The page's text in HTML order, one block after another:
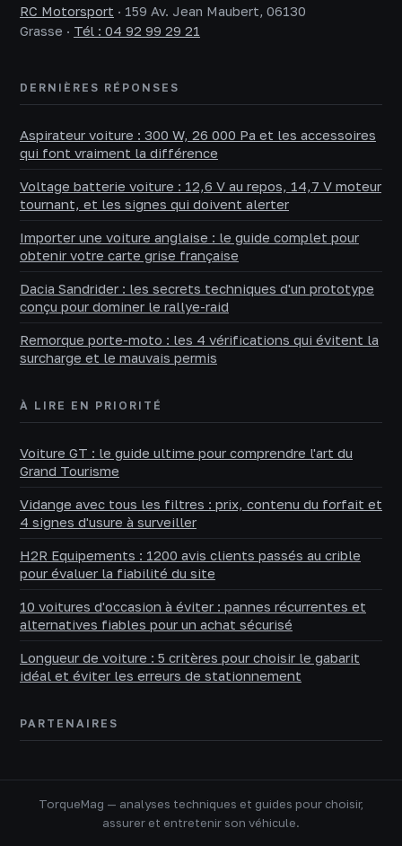
RC Motorsport · 159 Av. Jean Maubert, 06130
Grasse · Tél : 04 92 99 29 21
DERNIÈRES RÉPONSES
Aspirateur voiture : 300 W, 26 000 Pa et les accessoires
qui font vraiment la différence
Voltage batterie voiture : 12,6 V au repos, 14,7 V moteur
tournant, et les signes qui doivent alerter
Importer une voiture anglaise : le guide complet pour
obtenir votre carte grise française
Dacia Sandrider : les secrets techniques d'un prototype
conçu pour dominer le rallye-raid
Remorque porte-moto : les 4 vérifications qui évitent la
surcharge et le mauvais permis
À LIRE EN PRIORITÉ
Voiture GT : le guide ultime pour comprendre l'art du
Grand Tourisme
Vidange avec tous les filtres : prix, contenu du forfait et
4 signes d'usure à surveiller
H2R Equipements : 1200 avis clients passés au crible
pour évaluer la fiabilité du site
10 voitures d'occasion à éviter : pannes récurrentes et
alternatives fiables pour un achat sécurisé
Longueur de voiture : 5 critères pour choisir le gabarit
idéal et éviter les erreurs de stationnement
PARTENAIRES
TorqueMag — analyses techniques et guides pour choisir,
assurer et entretenir son véhicule.